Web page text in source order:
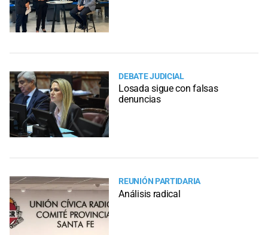
DEBATE JUDICIAL
Losada sigue con falsas
denuncias
REUNIÓN PARTIDARIA
Análisis radical